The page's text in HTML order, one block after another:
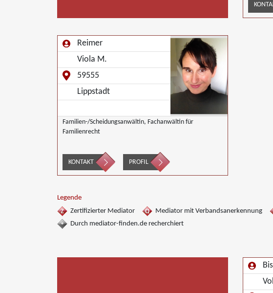
Reimer
Viola M.
59555
Lippstadt
Familien-/Scheidungsanwältin, Fachanwältin für
Familienrecht
KONTAKT PROFIL
Legende
Zertifizierter Mediator
Mediator mit Verbandsanerkennung
Durch mediator-finden.de recherchiert